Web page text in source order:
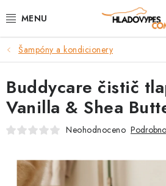
na
POTŘEBY PRO PSY
TAMI PŘEPRAVNÍ BOXY
SPORT SE PSEM
FAQ
Šampóny a kondicionery
Buddycare čistič
Vanilla & Shea
Neohodnoceno